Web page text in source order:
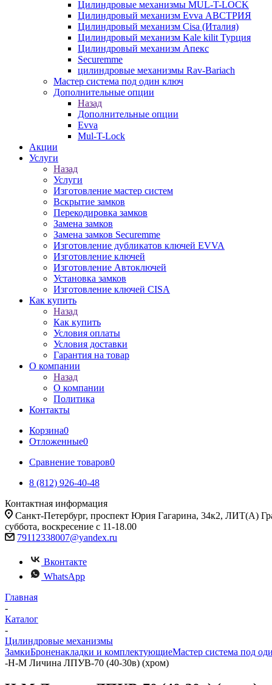
Цилиндровые механизмы MUL-T-LOCK
Цилиндровый механизм Evva АВСТРИЯ
Цилиндровый механизм Cisa (Италия)
Цилиндровый механизм Kale kilit Турция
Цилиндровый механизм Апекс
Securemme
цилиндровые механизмы Rav-Bariach
Мастер система под один ключ
Дополнительные опции
Назад
Дополнительные опции
Evva
Mul-T-Lock
Акции
Услуги
Назад
Услуги
Изготовление мастер систем
Вскрытие замков
Перекодировка замков
Замена замков
Замена замков Securemme
Изготовление дубликатов ключей EVVA
Изготовление ключей
Изготовление Автоключей
Установка замков
Изготовление ключей CISA
Как купить
Назад
Как купить
Условия оплаты
Условия доставки
Гарантия на товар
О компании
Назад
О компании
Политика
Контакты
Корзина0
Отложенные0
Сравнение товаров0
8 (812) 926-40-48
Контактная информация
Санкт-Петербург, проспект Юрия Гагарина, 34к2, ЛИТ(А)
суббота, воскресение с 11-18.00
79112338007@yandex.ru
Вконтакте
WhatsApp
Главная
-
Каталог
-
Цилиндровые механизмы
ЗамкиБроненакладки и комплектующиеМастер система под
-Н-М Личина ЛПУВ-70 (40-30в) (хром)